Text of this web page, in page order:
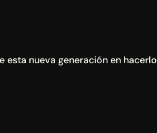
esta nueva generación en hacerlo